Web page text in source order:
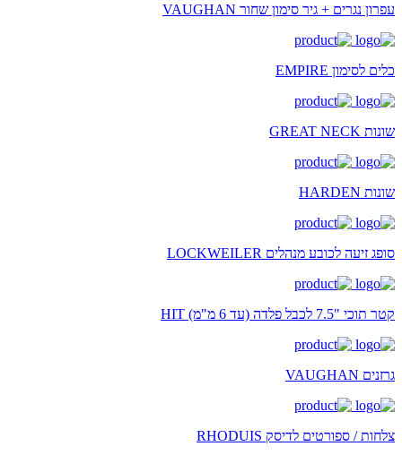
עפרון נגרים + גיר סימון שחור VAUGHAN
כלים לסימון EMPIRE
שונות GREAT NECK
שונות HARDEN
סופג זיעה לכובע מנהלים LOCKWEILER
קטר תוכי "7.5 לכבל פלדה (עד 6 מ"מ) HIT
גרזנים VAUGHAN
צלחות / ספורטים לדיסק RHODUIS